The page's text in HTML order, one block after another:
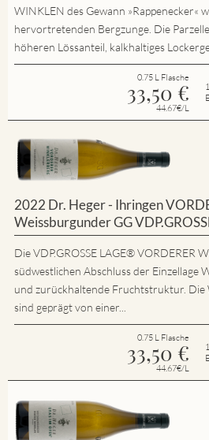
WINKLEN des Gewann »Rappenecker«
hervortretenden Bergzunge. Die
höheren Lössanteil, kalkhaltiges
0.75 L Flasche
33,50 €
44.67€/L
2022 Dr. Heger - Ihringen
Weissburgunder GG
Die VDP.GROSSE LAGE® VORDERER
südwestlichen Abschluss der Einzellage
und zurückhaltende Fruchtstruktur. Die
sind geprägt von einer...
0.75 L Flasche
33,50 €
44.67€/L